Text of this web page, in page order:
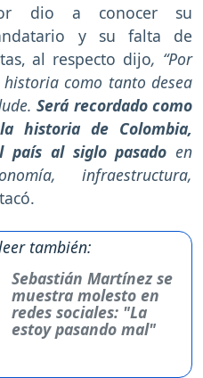
dio a
conocer su
y su falta de
al respecto dijo, “Por
como tanto desea
Será recordado como
historia de Colombia,
país al siglo pasado en
infraestructura,
también:
Sebastián Martínez se
muestra molesto en
redes sociales: "La
estoy pasando mal"